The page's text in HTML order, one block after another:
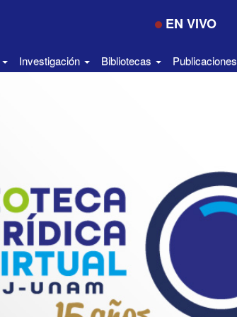
EN VIVO
Investigación Bibliotecas Publicaciones